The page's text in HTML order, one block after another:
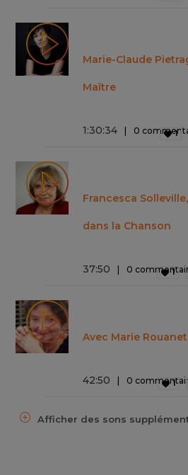
Marie-Claude
Maître
1:30:34 0 1
Francesca
dans la Chanson
37:50 0 1
Avec Marie
42:50 0 1
Afficher des sons